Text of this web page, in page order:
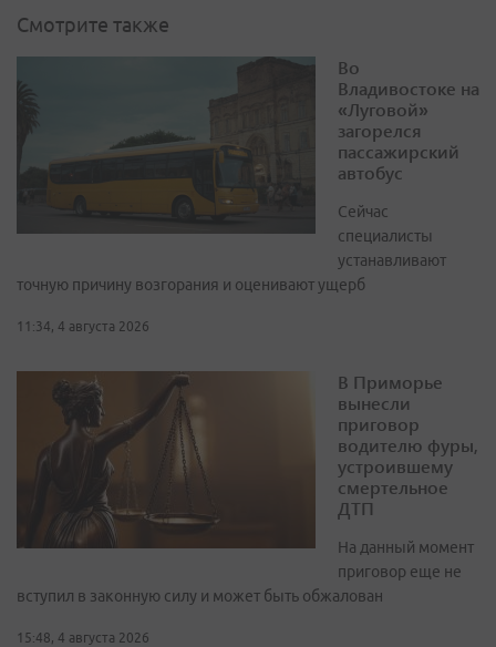
Смотрите также
Во
Владивостоке на
«Луговой»
загорелся
пассажирский
автобус
Сейчас
специалисты
устанавливают
точную причину возгорания и оценивают ущерб
11:34, 4 августа 2026
В Приморье
вынесли
приговор
водителю фуры,
устроившему
смертельное
ДТП
На данный момент
приговор еще не
вступил в законную силу и может быть обжалован
15:48, 4 августа 2026